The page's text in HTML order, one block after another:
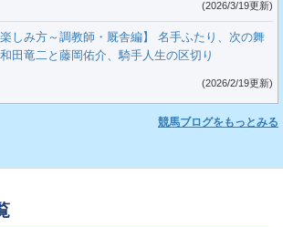
(2026/3/19更新)
楽しみ方～調教師・厩舎編】 名手ふたり、次の舞
田竜二と藤岡佑介、騎手人生の区切り
(2026/2/19更新)
競馬ブログをもっとみる